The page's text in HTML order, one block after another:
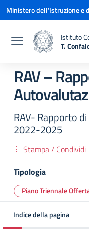
Vai ai contenuti
Vai al menu di navigazione
Vai al footer
Ministero dell'Istruzione e
Istituto
T.
RAV –
RAV- Rapporto
2022-2025
Stampa / Condividi
Tipologia
Piano Triennale
Indice della pagina